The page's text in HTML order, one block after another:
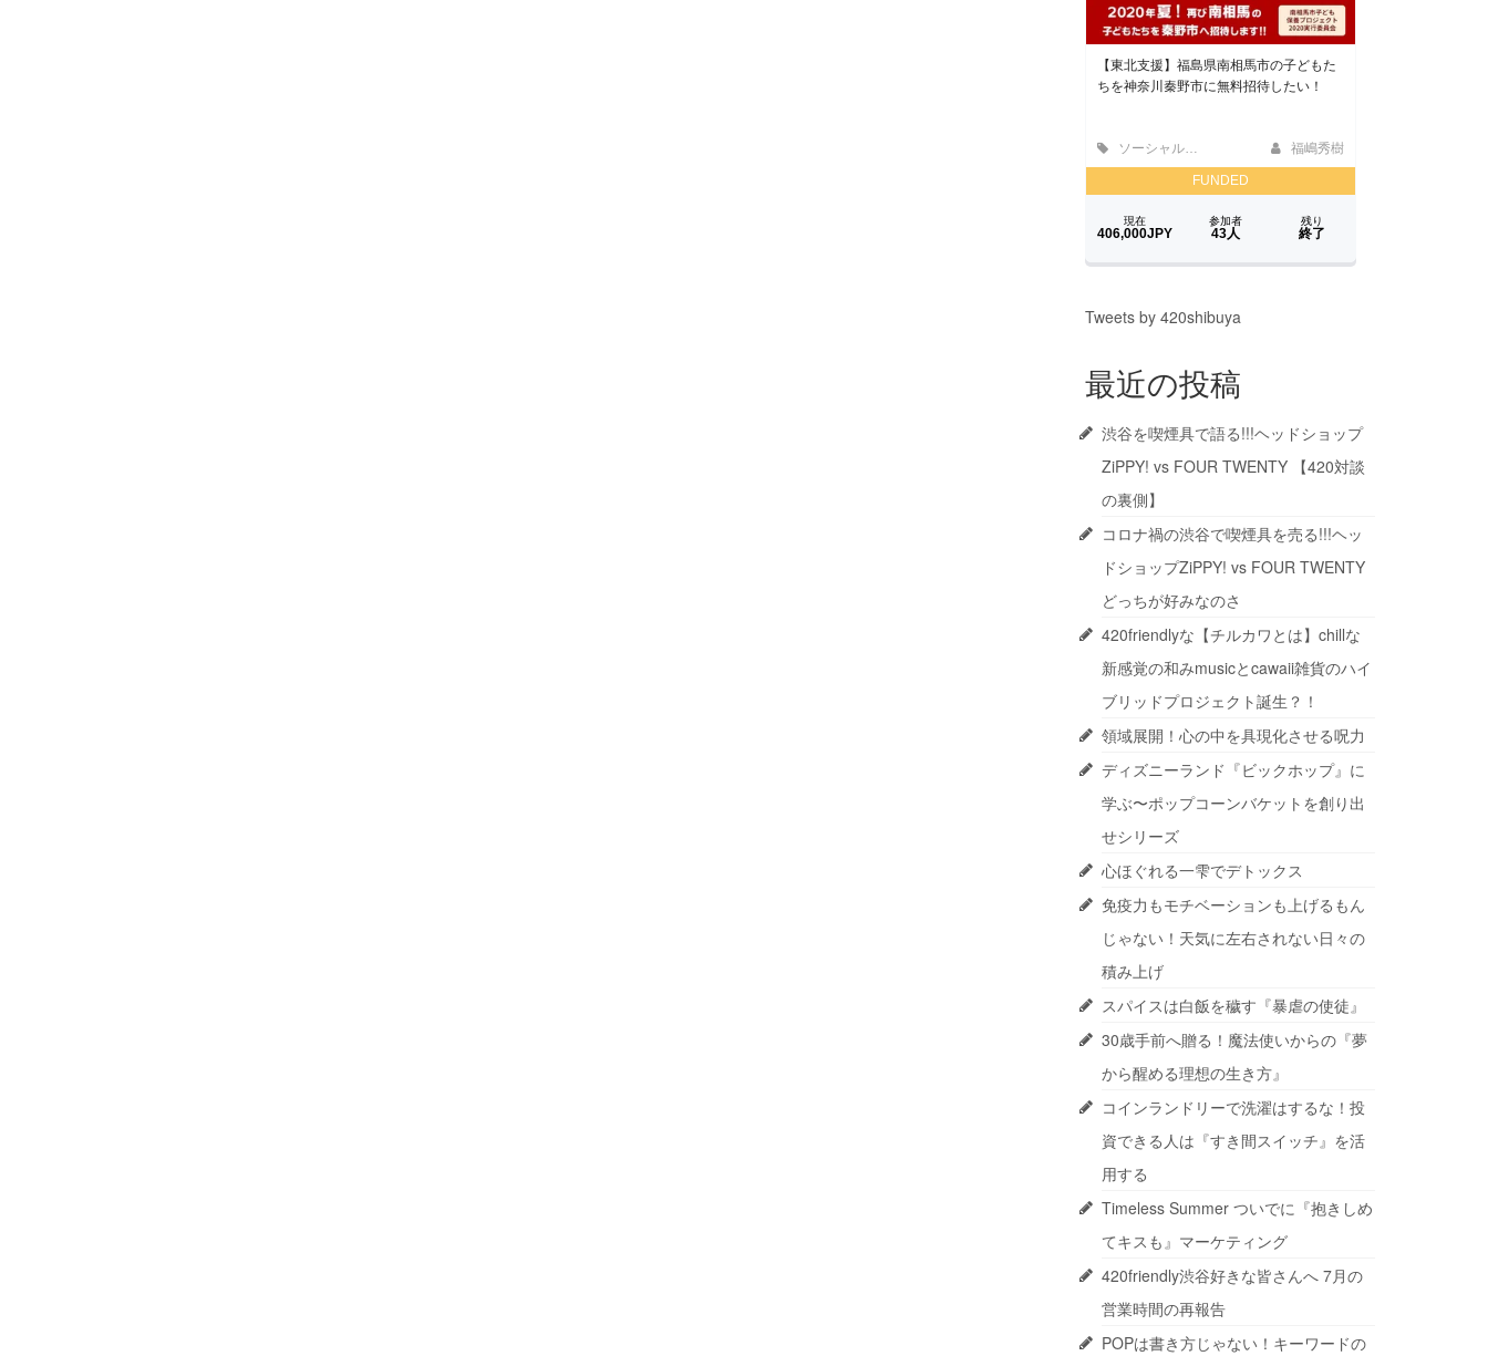
Tweets by 420shibuya
最近の投稿
渋谷を喫煙具で語る!!!ヘッドショップ
ZiPPY! vs FOUR TWENTY 【420対談
の裏側】
コロナ禍の渋谷で喫煙具を売る!!!ヘッ
ドショップZiPPY! vs FOUR TWENTY
どっちが好みなのさ
420friendlyな【チルカワとは】chillな
新感覚の和みmusicとcawaii雑貨のハイ
ブリッドプロジェクト誕生？！
領域展開！心の中を具現化させる呪力
ディズニーランド『ビックホップ』に
学ぶ〜ポップコーンバケットを創り出
せシリーズ
心ほぐれる一雫でデトックス
免疫力もモチベーションも上げるもん
じゃない！天気に左右されない日々の
積み上げ
スパイスは白飯を穢す『暴虐の使徒』
30歳手前へ贈る！魔法使いからの『夢
から醒める理想の生き方』
コインランドリーで洗濯はするな！投
資できる人は『すき間スイッチ』を活
用する
Timeless Summer ついでに『抱きしめ
てキスも』マーケティング
420friendly渋谷好きな皆さんへ 7月の
営業時間の再報告
POPは書き方じゃない！キーワードの